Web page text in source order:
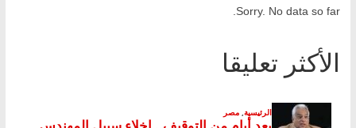
Sorry. No data so far.
الأكثر تعليقا